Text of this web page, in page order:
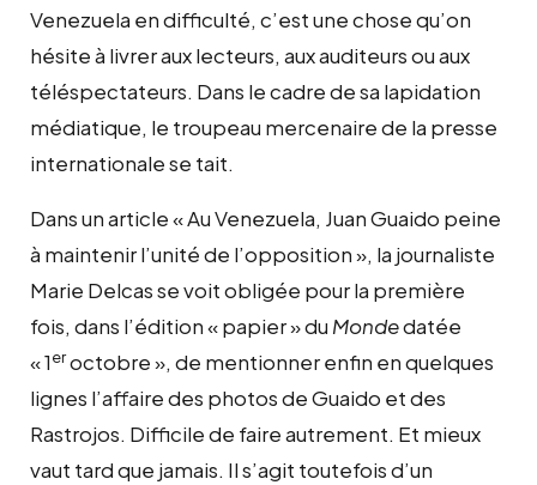
Venezuela en difficulté, c’est une chose qu’on
hésite à livrer aux lecteurs, aux auditeurs ou aux
téléspectateurs. Dans le cadre de sa lapidation
médiatique, le troupeau mercenaire de la presse
internationale se tait.
Dans un article « Au Venezuela, Juan Guaido peine
à maintenir l’unité de l’opposition », la journaliste
Marie Delcas se voit obligée pour la première
fois, dans l’édition « papier » du Mondedatée
« 1eroctobre », de mentionner enfin en quelques
lignes l’affaire des photos de Guaido et des
Rastrojos. Difficile de faire autrement. Et mieux
vaut tard que jamais. Il s’agit toutefois d’un